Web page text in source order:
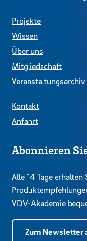
Abonnieren
Alle 14 Tage
VDV-Akademie
Zum Newsletter
Projekte
Wissen
Über uns
Mitgliedschaft
Veranstaltungsarchiv
Kontakt
Anfahrt